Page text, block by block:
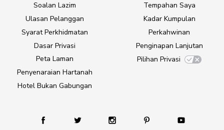
Soalan Lazim
Ulasan Pelanggan
Syarat Perkhidmatan
Dasar Privasi
Peta Laman
Penyenaraian Hartanah
Hotel Bukan Gabungan
Tempahan Saya
Kadar Kumpulan
Perkahwinan
Penginapan Lanjutan
Pilihan Privasi